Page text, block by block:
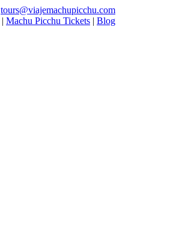
tours@viajemachupicchu.com
| Machu Picchu Tickets | Blog